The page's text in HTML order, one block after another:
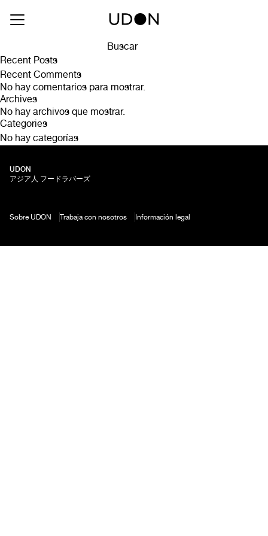
Agua con gas
Buscar
Recent Posts
Recent Comments
No hay comentarios para mostrar.
Archives
No hay archivos que mostrar.
Categories
No hay categorías
UDON
アジア人 フードラバーズ
Sobre UDON Trabaja con nosotros Información legal